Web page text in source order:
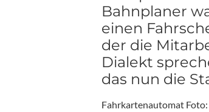
Bahnplaner
einen
der die
Dialekt
das nun die
Fahrkartenautomat